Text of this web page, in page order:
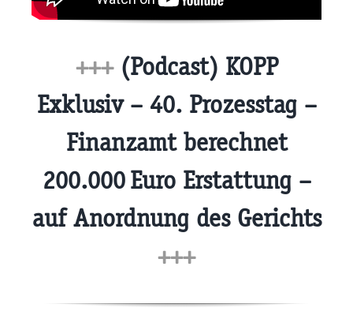
+++(Podcast) KOPP
Exklusiv – 40. Prozesstag –
Finanzamt berechnet
200.000 Euro Erstattung –
auf Anordnung des Gerichts
+++